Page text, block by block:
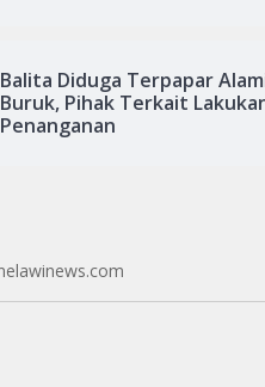
Balita Diduga Terpapar
Buruk, Pihak Terkait
Penanganan